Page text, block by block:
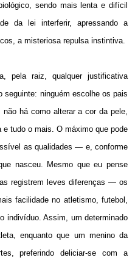
sendo mais lenta e difícil
da lei interferir, apressando a
a misteriosa repulsa instintiva.
pela raiz, qualquer justificativa
seguinte: ninguém escolhe os pais
há como alterar a cor da pele,
tudo o mais. O máximo que pode
as qualidades — e, conforme
nasceu. Mesmo que eu pense
registrem leves diferenças — os
facilidade no atletismo, futebol,
indivíduo. Assim, um determinado
enquanto que um menino da
preferindo deliciar-se com a